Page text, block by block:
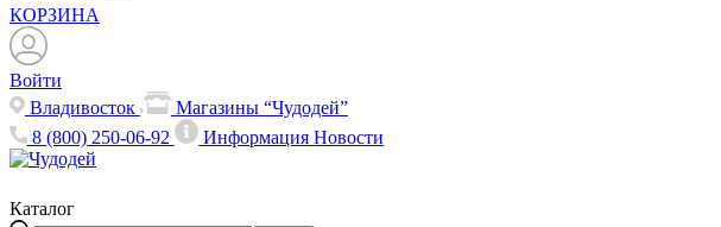
КОРЗИНА
Войти
Владивосток
Магазины “Чудодей”
8 (800) 250-06-92
ИнформацияНовости
Каталог